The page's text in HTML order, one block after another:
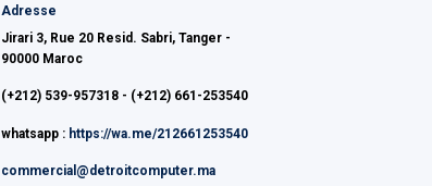
Adresse
Jirari 3, Rue 20 Resid. Sabri, Tanger -
90000 Maroc
(+212) 539-957318 - (+212) 661-253540
whatsapp : https://wa.me/212661253540
commercial@detroitcomputer.ma